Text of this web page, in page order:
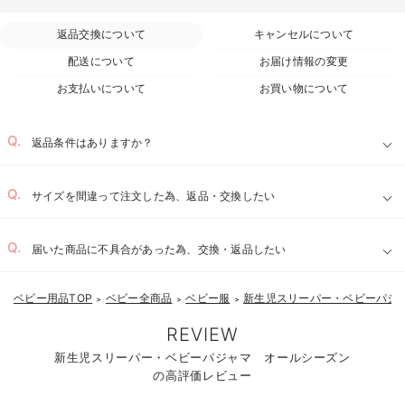
返品交換について
キャンセルについて
配送について
お届け情報の変更
お支払いについて
お買い物について
返品条件はありますか？
サイズを間違って注文した為、返品・交換したい
届いた商品に不具合があった為、交換・返品したい
お気に入り商品を確認する
ベビー用品TOP ＞ ベビー全商品 ＞ ベビー服 ＞ 新生児スリーパー・ベビーパジ
REVIEW
新生児スリーパー・ベビーパジャマ オールシーズン
の高評価レビュー